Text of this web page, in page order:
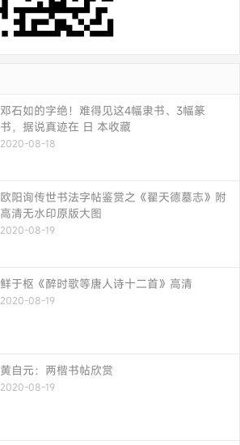
邓石如的字绝！难得见这4幅隶书、3幅篆
书，据说真迹在 日 本收藏
2020-08-18
欧阳询传世书法字帖鉴赏之《翟天德墓志》附
高清无水印原版大图
2020-08-19
鲜于枢《醉时歌等唐人诗十二首》高清
2020-08-19
黄自元：两楷书帖欣赏
2020-08-19